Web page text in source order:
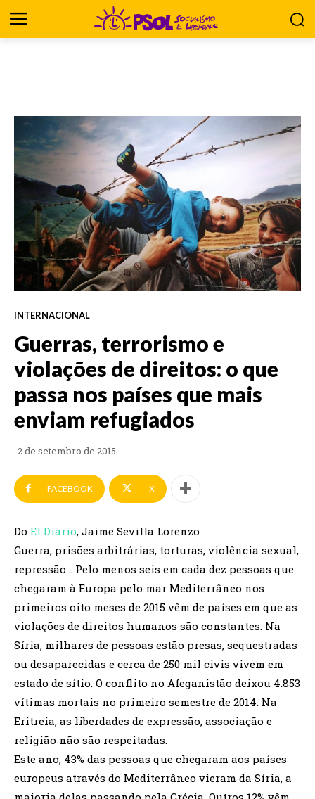
INTERNACIONAL
Guerras, terrorismo e
violações de direitos: o que
passa nos países que mais
enviam refugiados
2 de setembro de 2015
FACEBOOK X
Do El Diario, Jaime Sevilla Lorenzo
Guerra, prisões arbitrárias, torturas, violência sexual,
repressão… Pelo menos seis em cada dez pessoas que
chegaram à Europa pelo mar Mediterrâneo nos
primeiros oito meses de 2015 vêm de países em que as
violações de direitos humanos são constantes. Na
Síria, milhares de pessoas estão presas, sequestradas
ou desaparecidas e cerca de 250 mil civis vivem em
estado de sítio. O conflito no Afeganistão deixou 4.853
vítimas mortais no primeiro semestre de 2014. Na
Eritreia, as liberdades de expressão, associação e
religião não são respeitadas.
Este ano, 43% das pessoas que chegaram aos países
europeus através do Mediterrâneo vieram da Síria, a